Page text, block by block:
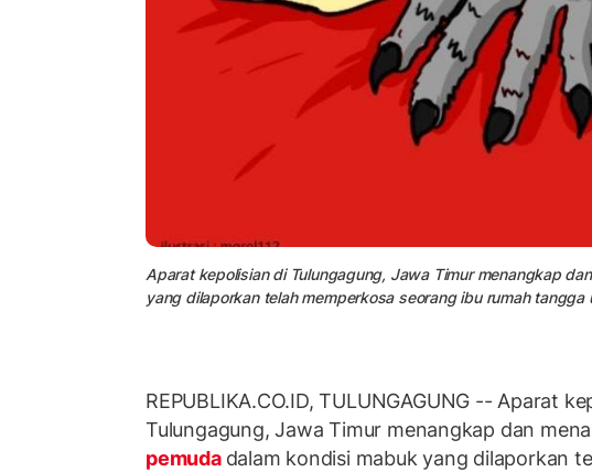
Aparat kepolisian di Tulungagung, Jawa Timur menangkap
yang dilaporkan telah memperkosa seorang ibu rumah tangga
REPUBLIKA.CO.ID, TULUNGAGUNG -- Aparat
Tulungagung, Jawa Timur menangkap dan
pemuda dalam kondisi mabuk yang dilaporkan